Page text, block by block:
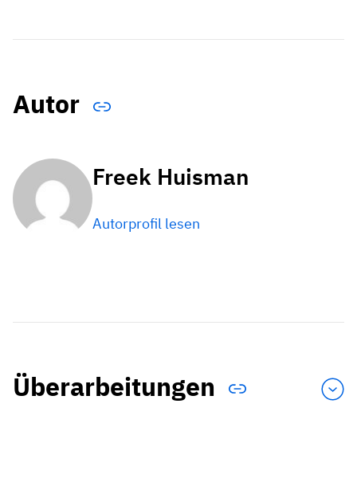
Autor
Freek Huisman
Autorprofil lesen
Überarbeitungen